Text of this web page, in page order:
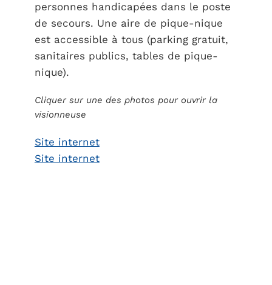
personnes handicapées dans le poste
de secours. Une aire de pique-nique
est accessible à tous (parking gratuit,
sanitaires publics, tables de pique-
nique).
Cliquer sur une des photos pour ouvrir la
visionneuse
Site internet
Site internet